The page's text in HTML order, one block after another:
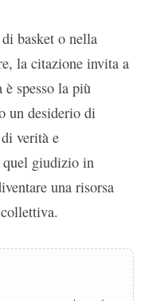
basket o nella
la citazione invita a
spesso la più
un desiderio di
verità e
quel giudizio in
una risorsa